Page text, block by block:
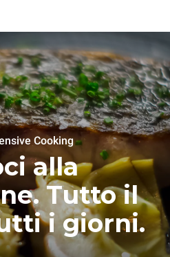
Cooking
alla
Tutto il
i giorni.